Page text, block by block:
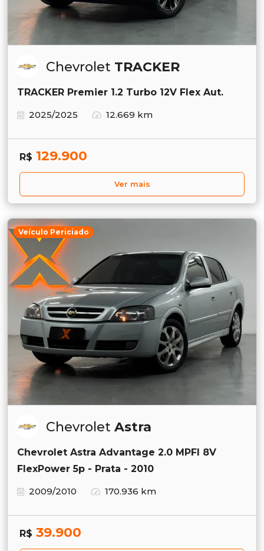
Chevrolet TRACKER
TRACKER Premier 1.2 Turbo 12V Flex Aut.
2025/2025
12.669 km
R$ 129.900
Ver mais
Veículo Periciado
Chevrolet Astra
Chevrolet Astra Advantage 2.0 MPFI 8V
FlexPower 5p - Prata - 2010
2009/2010
170.936 km
R$ 39.900